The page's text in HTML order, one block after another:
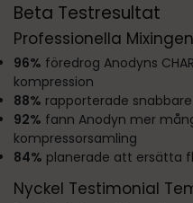
Beta Testresultat
Professionella
96% föredrog Anodyns
kompression
88% rapporterade
92% fann Anodyn mer
kompressorsamling
84% planerade att ersätta
Nyckel Testimonial